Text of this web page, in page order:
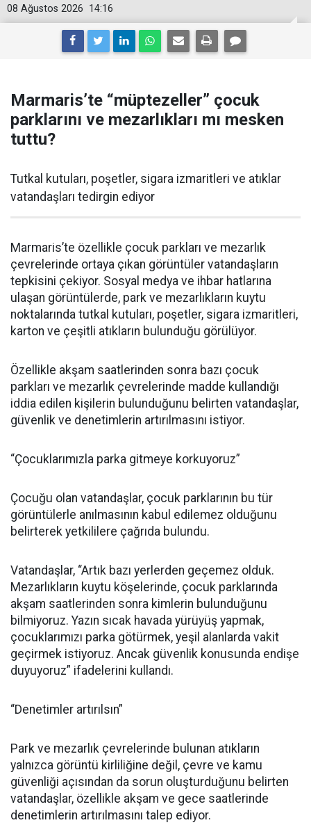
14:16
08 Ağustos 2026
Marmaris’te “müptezeller” çocuk
parklarını ve mezarlıkları mı mesken
tuttu?
Tutkal kutuları, poşetler, sigara izmaritleri ve atıklar
vatandaşları tedirgin ediyor
Marmaris’te özellikle çocuk parkları ve mezarlık
çevrelerinde ortaya çıkan görüntüler vatandaşların
tepkisini çekiyor. Sosyal medya ve ihbar hatlarına
ulaşan görüntülerde, park ve mezarlıkların kuytu
noktalarında tutkal kutuları, poşetler, sigara izmaritleri,
karton ve çeşitli atıkların bulunduğu görülüyor.
Özellikle akşam saatlerinden sonra bazı çocuk
parkları ve mezarlık çevrelerinde madde kullandığı
iddia edilen kişilerin bulunduğunu belirten vatandaşlar,
güvenlik ve denetimlerin artırılmasını istiyor.
“Çocuklarımızla parka gitmeye korkuyoruz”
Çocuğu olan vatandaşlar, çocuk parklarının bu tür
görüntülerle anılmasının kabul edilemez olduğunu
belirterek yetkililere çağrıda bulundu.
Vatandaşlar, “Artık bazı yerlerden geçemez olduk.
Mezarlıkların kuytu köşelerinde, çocuk parklarında
akşam saatlerinden sonra kimlerin bulunduğunu
bilmiyoruz. Yazın sıcak havada yürüyüş yapmak,
çocuklarımızı parka götürmek, yeşil alanlarda vakit
geçirmek istiyoruz. Ancak güvenlik konusunda endişe
duyuyoruz” ifadelerini kullandı.
“Denetimler artırılsın”
Park ve mezarlık çevrelerinde bulunan atıkların
yalnızca görüntü kirliliğine değil, çevre ve kamu
güvenliği açısından da sorun oluşturduğunu belirten
vatandaşlar, özellikle akşam ve gece saatlerinde
denetimlerin artırılmasını talep ediyor.